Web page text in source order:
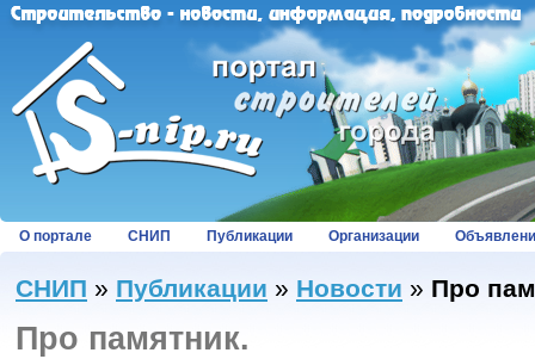
О портале СНИП Публикации Организации
СНИП » Публикации » Новости » Про
Про памятник.